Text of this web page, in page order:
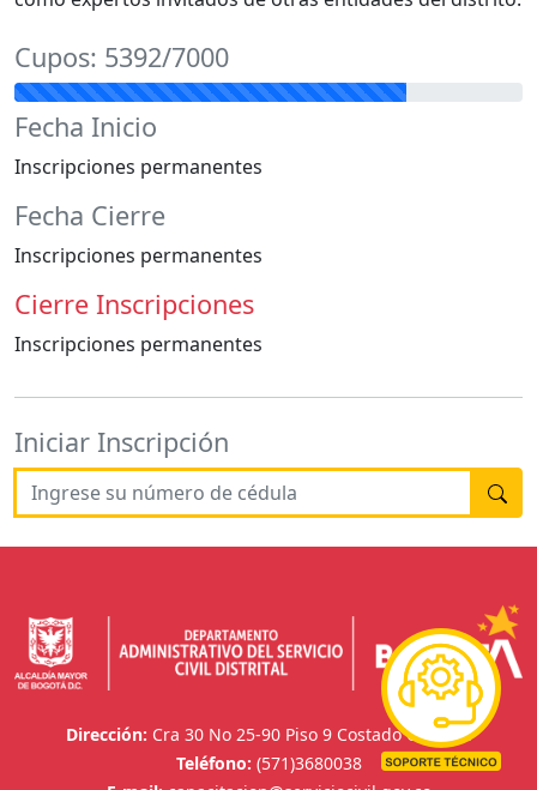
Cupos: 5392/7000
Fecha Inicio
Inscripciones permanentes
Fecha Cierre
Inscripciones permanentes
Cierre Inscripciones
Inscripciones permanentes
Iniciar Inscripción
Dirección: Cra 30 No 25-90 Piso 9 Costado Oriental
Teléfono: (571)3680038